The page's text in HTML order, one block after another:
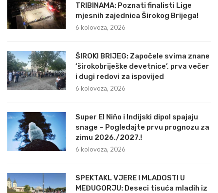
TRIBINAMA: Poznati finalisti Lige
mjesnih zajednica Širokog Brijega!
6 kolovoza, 2026
ŠIROKI BRIJEG: Započele svima znane
‘širokobriješke devetnice’, prva večer
i dugi redovi za ispovijed
6 kolovoza, 2026
Super El Niño i Indijski dipol spajaju
snage – Pogledajte prvu prognozu za
zimu 2026./2027.!
6 kolovoza, 2026
SPEKTAKL VJERE I MLADOSTI U
MEĐUGORJU: Deseci tisuća mladih iz